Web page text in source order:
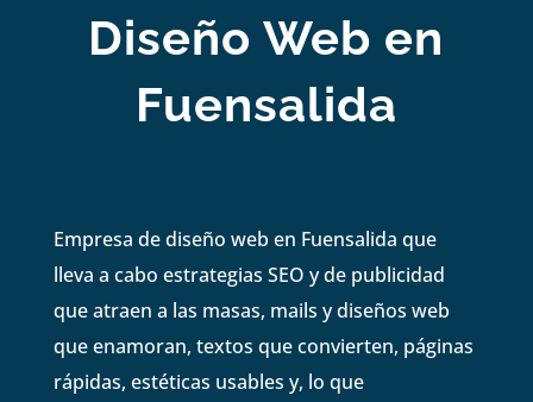
Diseño Web en
Fuensalida
Empresa de diseño web en Fuensalida que
lleva a cabo estrategias SEO y de publicidad
que atraen a las masas, mails y diseños web
que enamoran, textos que convierten, páginas
rápidas, estéticas usables y, lo que